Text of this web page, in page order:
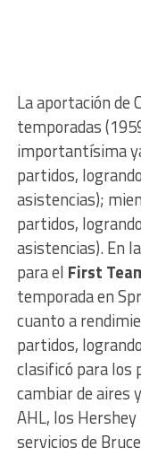
La aportación de
temporadas
importantísima
partidos,
asistencias);
partidos,
asistencias). En
para el First
temporada en
cuanto a
partidos,
clasificó para los
cambiar de aires
AHL, los
servicios de